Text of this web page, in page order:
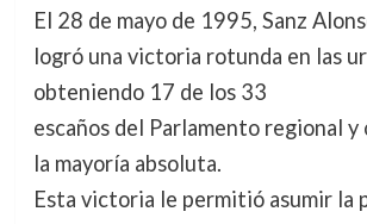
El 28 de mayo de 1995, Sanz
logró una victoria rotunda en las
obteniendo 17 de los 33
escaños del Parlamento regional y
la mayoría absoluta.
Esta victoria le permitió asumir la